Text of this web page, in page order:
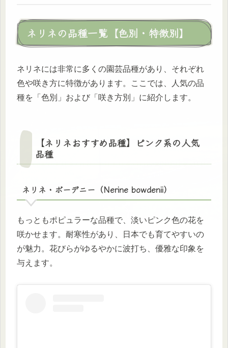
ネリネの品種一覧【色別・特徴別】
ネリネには非常に多くの園芸品種があり、それぞれ
色や咲き方に特徴があります。ここでは、人気の品
種を「色別」および「咲き方別」に紹介します。
【ネリネおすすめ品種】ピンク系の人気
品種
ネリネ・ボーデニー（Nerine bowdenii）
もっともポピュラーな品種で、淡いピンク色の花を
咲かせます。耐寒性があり、日本でも育てやすいの
が魅力。花びらがゆるやかに波打ち、優雅な印象を
与えます。